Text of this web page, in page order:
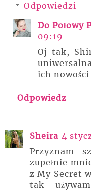
Odpowiedzi
Do Połowy
09:19
Oj tak,
ich
Odpowiedz
Sheira 4
Przyznam
zupełnie
z My Secret
tak